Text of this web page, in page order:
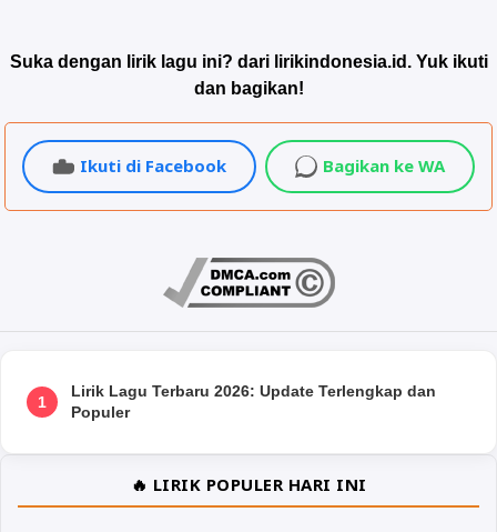
Suka dengan lirik lagu ini? dari lirikindonesia.id. Yuk ikuti
dan bagikan!
Ikuti di Facebook Bagikan ke WA
1
Lirik Lagu Terbaru 2026: Update Terlengkap dan
Populer
🔥 LIRIK POPULER HARI INI